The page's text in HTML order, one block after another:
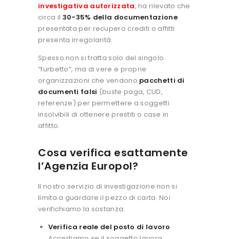
investigativa autorizzata, ha rilevato che
circa il 30-35% della documentazione
presentata per recupero crediti o affitti
presenta irregolarità.
Spesso non si tratta solo del singolo
“furbetto”, ma di vere e proprie
organizzazioni che vendono pacchetti di
documenti falsi (buste paga, CUD,
referenze) per permettere a soggetti
insolvibili di ottenere prestiti o case in
affitto.
Cosa verifica esattamente
l’Agenzia Europol?
Il nostro servizio di investigazione non si
limita a guardare il pezzo di carta. Noi
verifichiamo la sostanza:
Verifica reale del posto di lavoro: